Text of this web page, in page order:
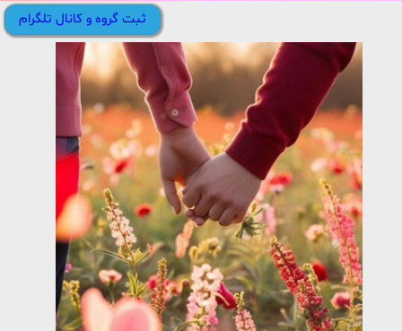
ثبت گروه و کانال تلگرام